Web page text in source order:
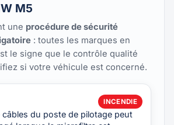
M5
une procédure de sécurité
: toutes les marques en
le signe que le contrôle qualité
si votre véhicule est concerné.
INCENDIE
câbles du poste de pilotage peut